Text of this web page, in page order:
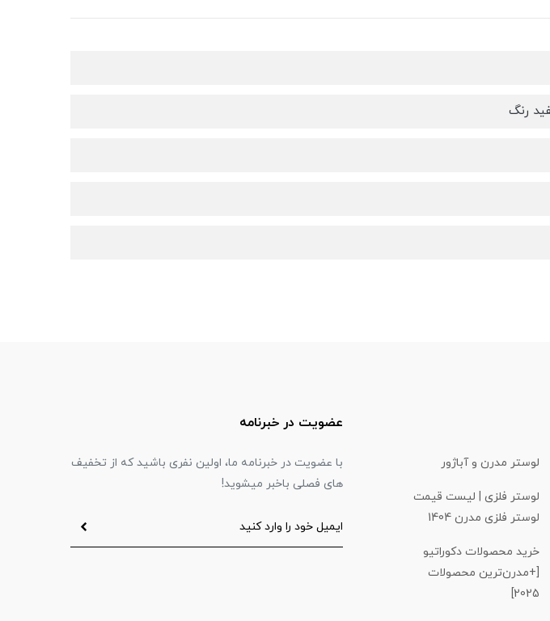
لوستر مدرن و آباژور
لوستر فلزی | لیست قیمت
لوستر فلزی مدرن 1404
خرید محصولات دکوراتیو
[+مدرن‌ترین محصولات
2025]
عضویت در خبرنامه
با عضویت در خبرنامه ما، اولین نفری باشید که از تخفیف
های فصلی باخبر میشوید!